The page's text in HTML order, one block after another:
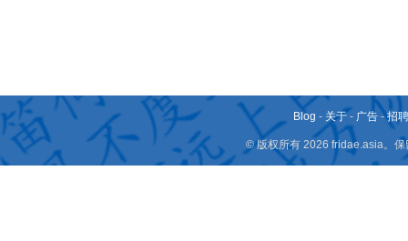
Blog - 关于 - 广告 -招
© 版权所有 2026 fridae.asia。